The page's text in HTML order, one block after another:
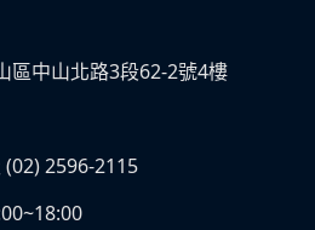
區中山北路3段62-2號4樓
2596-2115